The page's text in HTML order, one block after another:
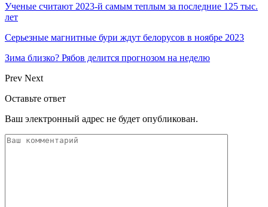
Ученые считают 2023-й самым теплым за последние 125 тыс.
лет
Серьезные магнитные бури ждут белорусов в ноябре 2023
Зима близко? Рябов делится прогнозом на неделю
Prev Next
Оставьте ответ
Ваш электронный адрес не будет опубликован.